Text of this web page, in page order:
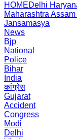
HOMEDelhi
Maharashtra Assam
Jansamasya
News
Bjp
National
Police
Bihar
India
कांग्रेस
Gujarat
Accident
Congress
Modi
Delhi